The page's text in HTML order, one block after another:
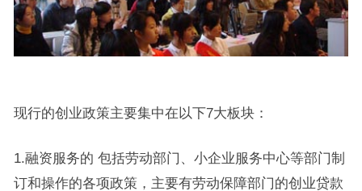
现行的创业政策主要集中在以下7大板块：
1.融资服务的 包括劳动部门、小企业服务中心等部门制
订和操作的各项政策，主要有劳动保障部门的创业贷款